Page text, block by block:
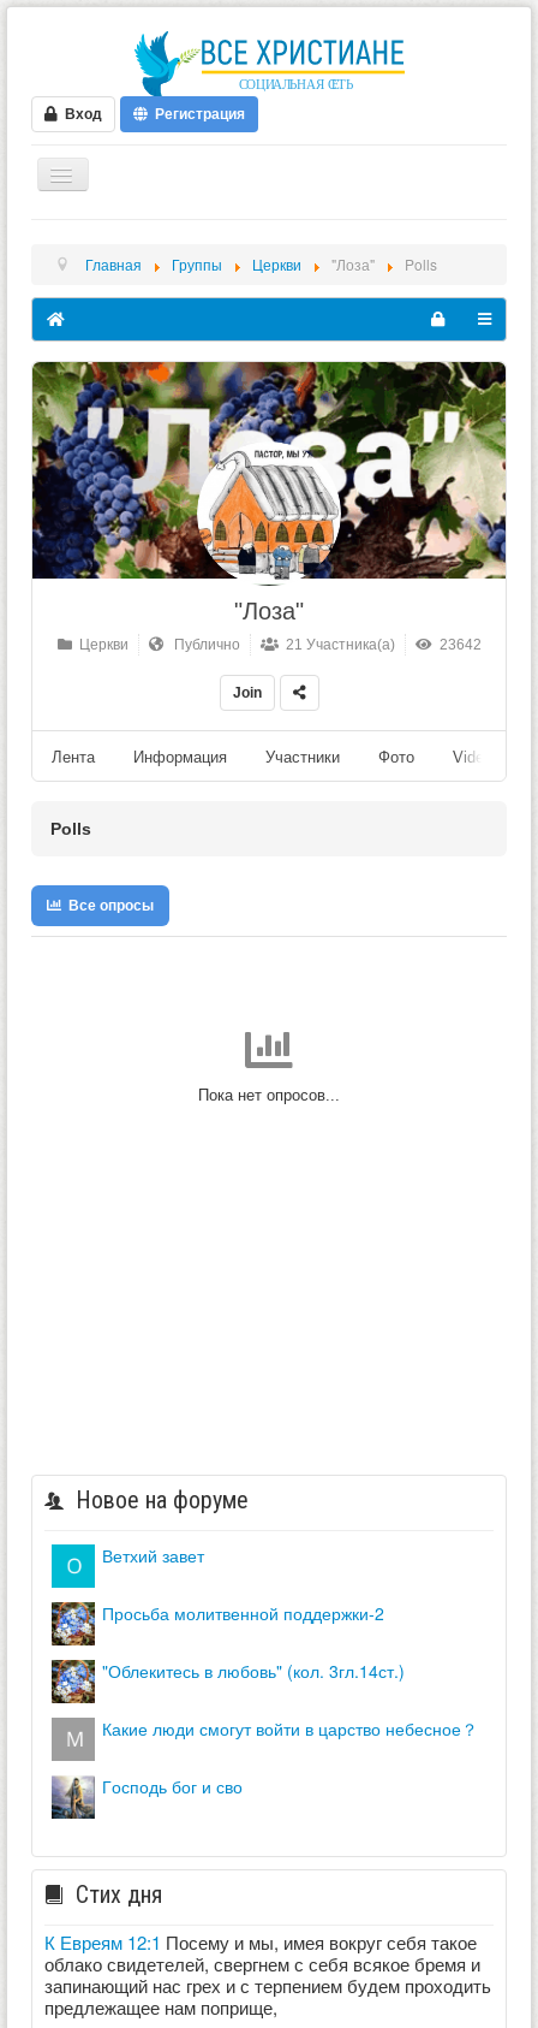
Вход Регистрация
ФОРУМ
ВИДЕО
БЛОГИ
МУЗЫКА
БИБЛИЯ
ОПРОСЫ
НОВОСТИ
Главная Группы Церкви "Лоза" Polls
"Лоза"
Церкви Публично 21 Участника(а) 23642
Join
Лента Информация Участники Фото Videos
Polls
Все опросы
Пока нет опросов...
Новое на форуме
ветхий завет
просьба молитвенной поддержки-2
"облекитесь в любовь" (кол. 3гл.14ст.)
какие люди смогут войти в царство небесное？
господь бог и сво
Стих дня
К Евреям 12:1 Посему и мы, имея вокруг себя такое
облако свидетелей, свергнем с себя всякое бремя и
запинающий нас грех и с терпением будем проходить
предлежащее нам поприще,